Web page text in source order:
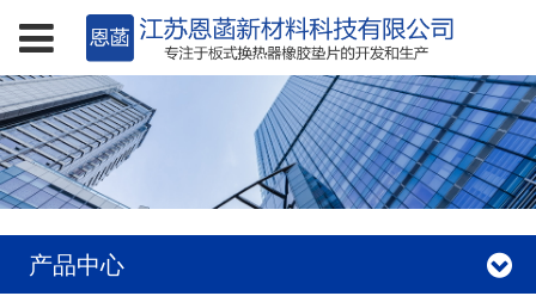
产品中心